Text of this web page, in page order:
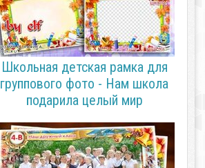
Школьная детская рамка для
группового фото - Нам школа
подарила целый мир